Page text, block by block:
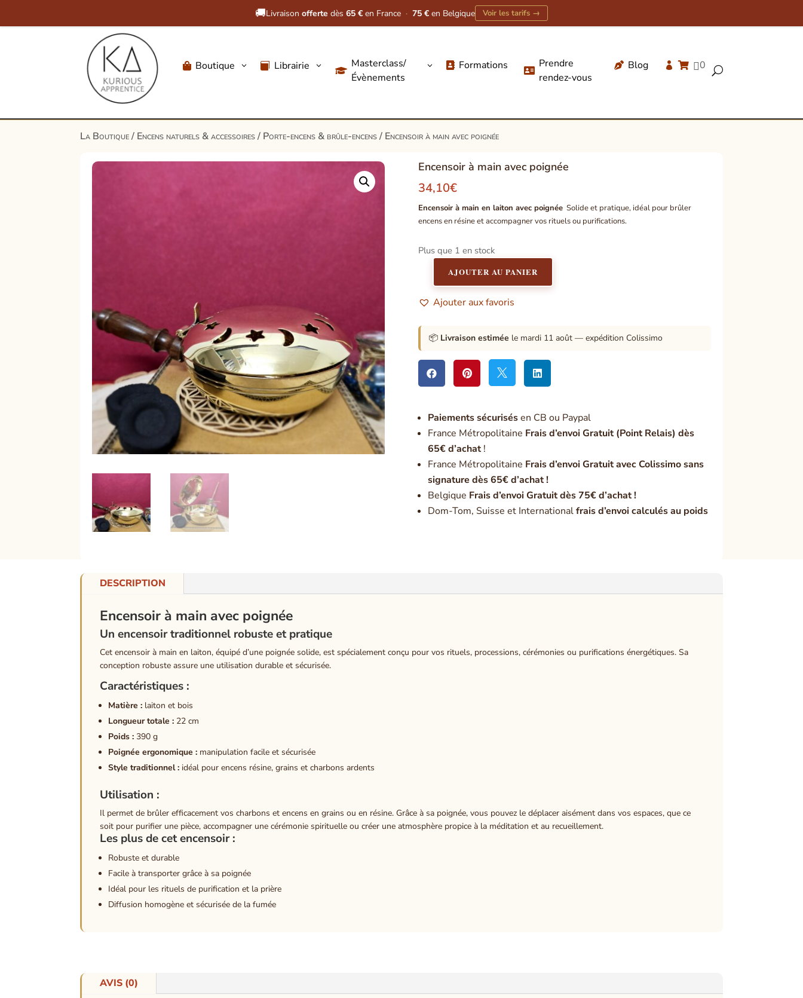
🚚Livraison offerte dès 65 € en France · 75 € en Belgique Voir les tarifs →
 Boutique 3  Librairie 3

Masterclass/
Évènements
3  Formations 
Prendre
rendez-vous
 Blog   0 U
produits
La Boutique/ Encens naturels & accessoires/ Porte-encens & brûle-encens/ Encensoir à main avec poignée
Encensoir à main avec poignée
34,10€
Encensoir à main en laiton avec poignée Solide et pratique, idéal pour brûler
encens en résine et accompagner vos rituels ou purifications.
Plus que 1 en stock
quantité
Encensoir
main
avec
poignée
AJOUTER AU PANIER
Ajouter aux favoris
📦 Livraison estimée le mardi 11 août — expédition Colissimo
   
Paiements sécurisésen CB ou Paypal
France Métropolitaine Frais d’envoi Gratuit (Point Relais) dès
65€ d’achat!
France Métropolitaine Frais d’envoi Gratuit avec Colissimo sans
signature dès 65€ d’achat !
Belgique Frais d’envoi Gratuit dès 75€ d’achat !
Dom-Tom, Suisse et Internationalfrais d’envoi calculés au poids
DESCRIPTION
Encensoir à main avec poignée
Un encensoir traditionnel robuste et pratique
Cet encensoir à main en laiton, équipé d’une poignée solide, est spécialement conçu pour vos rituels, processions, cérémonies ou purifications énergétiques. Sa
conception robuste assure une utilisation durable et sécurisée.
Caractéristiques :
Matière : laiton et bois
Longueur totale : 22 cm
Poids : 390 g
Poignée ergonomique : manipulation facile et sécurisée
Style traditionnel : idéal pour encens résine, grains et charbons ardents
Utilisation :
Il permet de brûler efficacement vos charbons et encens en grains ou en résine. Grâce à sa poignée, vous pouvez le déplacer aisément dans vos espaces, que ce
soit pour purifier une pièce, accompagner une cérémonie spirituelle ou créer une atmosphère propice à la méditation et au recueillement.
Les plus de cet encensoir :
Robuste et durable
Facile à transporter grâce à sa poignée
Idéal pour les rituels de purification et la prière
Diffusion homogène et sécurisée de la fumée
AVIS (0)